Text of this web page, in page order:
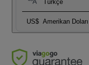
Türkçe
US$ Amerikan Doları